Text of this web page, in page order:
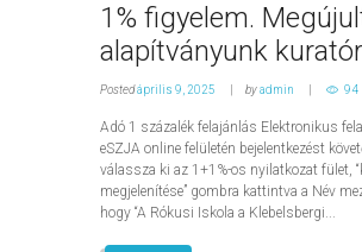
1% figyelem.
alapítványunk
Postedáprilis 9, 2025 byadmin 94
Adó 1 százalék felajánlás Elektronikus
eSZJA online felületén bejelentkezést
válassza ki az 1+1%-os nyilatkozat fület,
megjelenítése” gombra kattintva a Név
hogy “A Rókusi Iskola a Klebelsbergi...